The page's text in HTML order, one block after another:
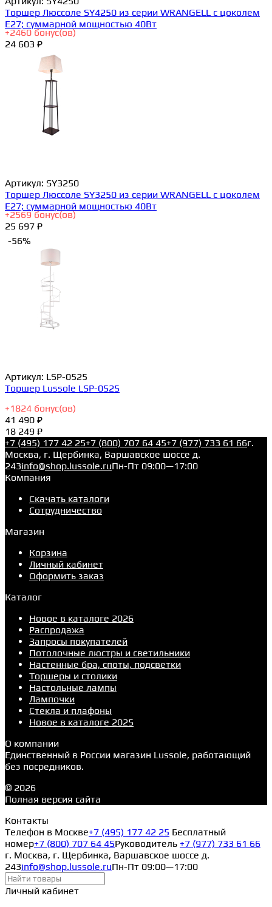
Торшер Люссоле SY4250 из серии WRANGELL с цоколем
E27; суммарной мощностью 40Вт
+2460 бонус(ов)
24 603 ₽
Артикул: SY3250
Торшер Люссоле SY3250 из серии WRANGELL с цоколем
E27; суммарной мощностью 40Вт
+2569 бонус(ов)
25 697 ₽
-56%
Артикул: LSP-0525
Торшер Lussole LSP-0525
+1824 бонус(ов)
41 490 ₽
18 249 ₽
+7 (495) 177 42 25+7 (800) 707 64 45+7 (977) 733 61 66г.
Москва, г. Щербинка, Варшавское шоссе д.
243info@shop.lussole.ruПн-Пт 09:00—17:00
Компания
Скачать каталоги
Сотрудничество
Магазин
Корзина
Личный кабинет
Оформить заказ
Каталог
Новое в каталоге 2026
Распродажа
Запросы покупателей
Потолочные люстры и светильники
Настенные бра, споты, подсветки
Торшеры и столики
Настольные лампы
Лампочки
Стекла и плафоны
Новое в каталоге 2025
О компании
Единственный в России магазин Lussole, работающий
без посредников.
© 2026
Полная версия сайта
Контакты
Телефон в Москве+7 (495) 177 42 25 Бесплатный
номер+7 (800) 707 64 45Руководитель +7 (977) 733 61 66
г. Москва, г. Щербинка, Варшавское шоссе д.
243info@shop.lussole.ruПн-Пт 09:00—17:00
Личный кабинет